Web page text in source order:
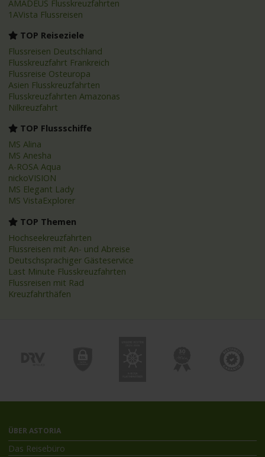
AMADEUS Flusskreuzfahrten
1AVista Flussreisen
TOP Reiseziele
Flussreisen Deutschland
Flusskreuzfahrt Frankreich
Flussreise Osteuropa
Asien Flusskreuzfahrten
Flusskreuzfahrten Amazonas
Nilkreuzfahrt
TOP Flussschiffe
MS Alina
MS Anesha
A-ROSA Aqua
nickoVISION
MS Elegant Lady
MS VistaExplorer
TOP Themen
Hochseekreuzfahrten
Flussreisen mit An- und Abreise
Deutschsprachiger Gästeservice
Last Minute Flusskreuzfahrten
Flussreisen mit Rad
Kreuzfahrthäfen
ÜBER ASTORIA
Das Reisebüro